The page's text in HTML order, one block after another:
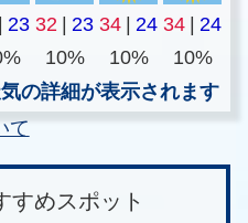
23 32 23 34 24 34
24
10% 10%
10%
の詳細が表示されます
て
すめスポット